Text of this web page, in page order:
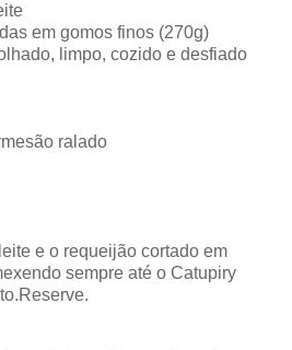
em gomos finos (270g)
limpo, cozido e desfiado
ralado
e o requeijão cortado em
sempre até o Catupiry